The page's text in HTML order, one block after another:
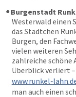
Burgenstadt
Westerwald einen
das Städtchen
Burgen, den
vielen weiteren
zahlreiche schöne
Überblick verliert
www.runkel-
man auch einen